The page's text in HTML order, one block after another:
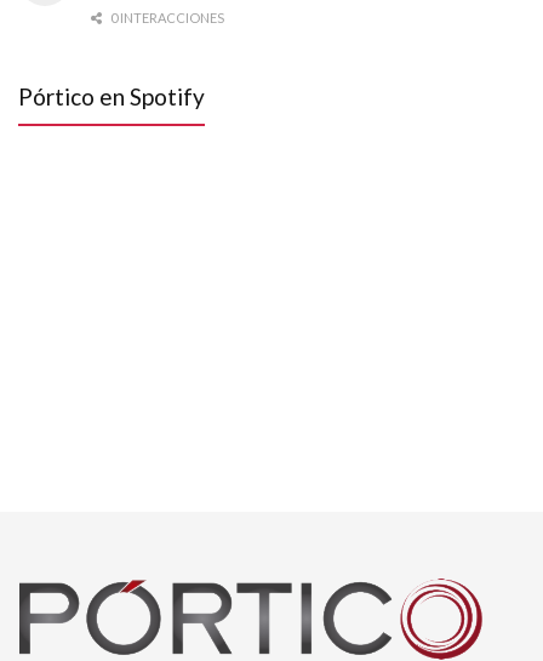
0 INTERACCIONES
Pórtico en Spotify